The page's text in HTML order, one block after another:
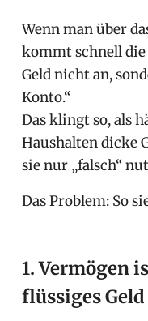
Wenn man über
kommt schnell die
Geld nicht an,
Konto.“
Das klingt so, als
Haushalten dicke
sie nur „falsch“
Das Problem: So
1. Vermögen
flüssiges Geld